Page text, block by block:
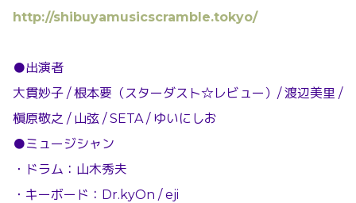
http://shibuyamusicscramble.tokyo/
●出演者
大貫妙子 / 根本要（スターダスト☆レビュー）/ 渡辺美里 /
槇原敬之 / 山弦 / SETA / ゆいにしお
●ミュージシャン
・ドラム：山木秀夫
・キーボード：Dr.kyOn / eji